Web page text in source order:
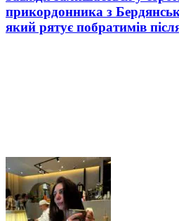
прикордонника з
який рятує побратимів